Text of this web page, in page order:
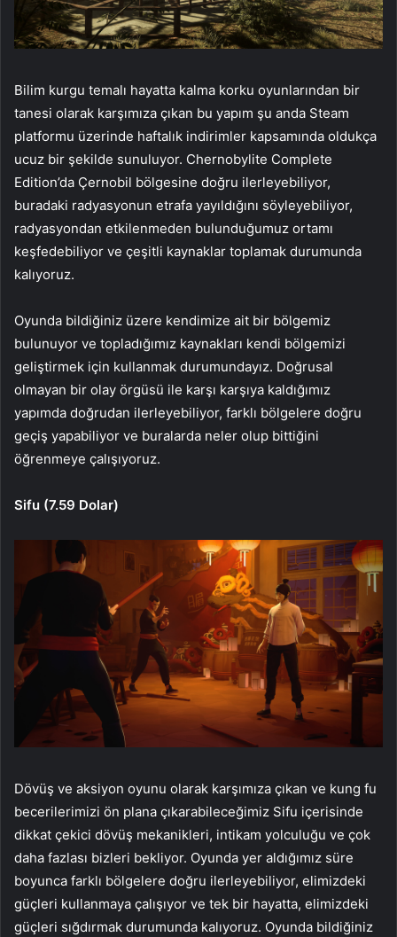
Bilim kurgu temalı hayatta kalma korku oyunlarından bir
tanesi olarak karşımıza çıkan bu yapım şu anda Steam
platformu üzerinde haftalık indirimler kapsamında oldukça
ucuz bir şekilde sunuluyor. Chernobylite Complete
Edition’da Çernobil bölgesine doğru ilerleyebiliyor,
buradaki radyasyonun etrafa yayıldığını söyleyebiliyor,
radyasyondan etkilenmeden bulunduğumuz ortamı
keşfedebiliyor ve çeşitli kaynaklar toplamak durumunda
kalıyoruz.
Oyunda bildiğiniz üzere kendimize ait bir bölgemiz
bulunuyor ve topladığımız kaynakları kendi bölgemizi
geliştirmek için kullanmak durumundayız. Doğrusal
olmayan bir olay örgüsü ile karşı karşıya kaldığımız
yapımda doğrudan ilerleyebiliyor, farklı bölgelere doğru
geçiş yapabiliyor ve buralarda neler olup bittiğini
öğrenmeye çalışıyoruz.
Sifu (7.59 Dolar)
Dövüş ve aksiyon oyunu olarak karşımıza çıkan ve kung fu
becerilerimizi ön plana çıkarabileceğimiz Sifu içerisinde
dikkat çekici dövüş mekanikleri, intikam yolculuğu ve çok
daha fazlası bizleri bekliyor. Oyunda yer aldığımız süre
boyunca farklı bölgelere doğru ilerleyebiliyor, elimizdeki
güçleri kullanmaya çalışıyor ve tek bir hayatta, elimizdeki
güçleri sığdırmak durumunda kalıyoruz. Oyunda bildiğiniz